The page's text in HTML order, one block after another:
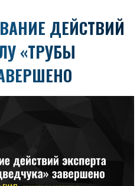
ДЕЙСТВИЙ
«ТРУБЫ